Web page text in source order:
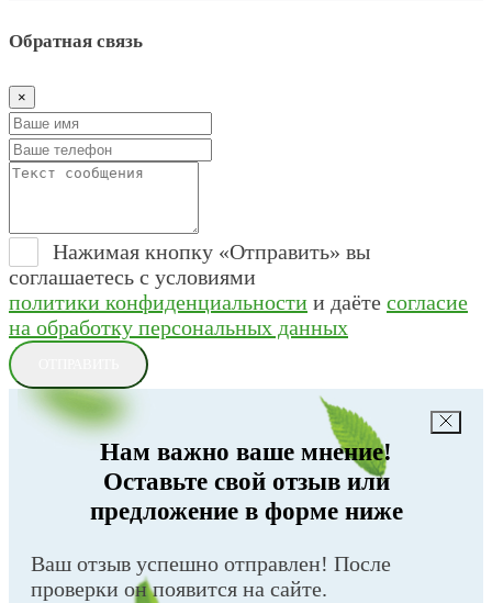
Обратная связь
×
Нажимая кнопку «Отправить» вы
соглашаетесь с условиями
политики конфиденциальности и даёте согласие
на обработку персональных данных
Нам важно ваше мнение!
Оставьте свой отзыв или
предложение в форме ниже
Ваш отзыв успешно отправлен! После
проверки он появится на сайте.